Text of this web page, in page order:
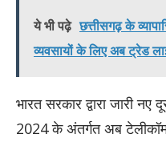
ये भी पढ़े छत्तीसगढ़ के
व्यवसायों के लिए अब ट्रेड
भारत सरकार द्वारा जारी नए
2024 के अंतर्गत अब टेलीकॉम